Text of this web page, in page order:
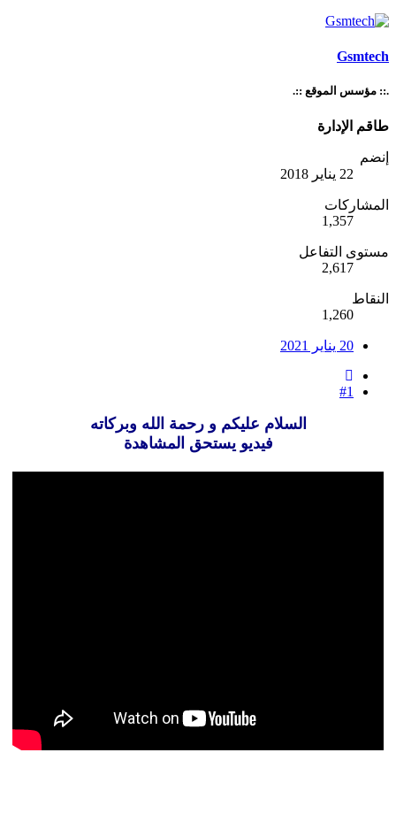
Gsmtech
.:: مؤسس الموقع ::.
طاقم الإدارة
إنضم
22 يناير 2018
المشاركات
1,357
مستوى التفاعل
2,617
النقاط
1,260
20 يناير 2021
#1
السلام عليكم و رحمة الله وبركاته
فيديو يستحق المشاهدة